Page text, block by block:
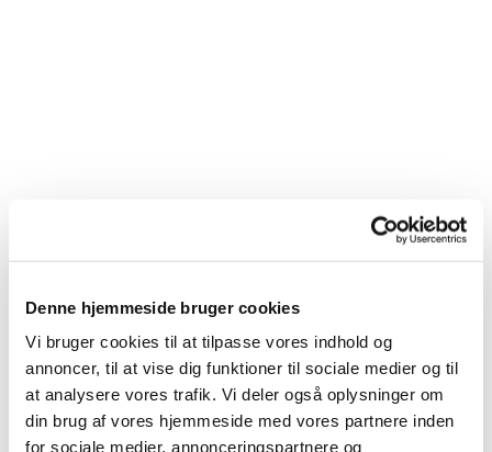
Denne hjemmeside bruger cookies
Vi bruger cookies til at tilpasse vores indhold og
annoncer, til at vise dig funktioner til sociale medier og til
at analysere vores trafik. Vi deler også oplysninger om
din brug af vores hjemmeside med vores partnere inden
for sociale medier, annonceringspartnere og
Du vil måske også kunne lide...